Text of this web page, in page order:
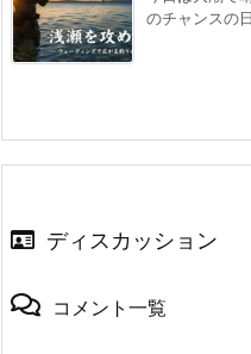
のチャンスの
ディスカッション
コメント一覧